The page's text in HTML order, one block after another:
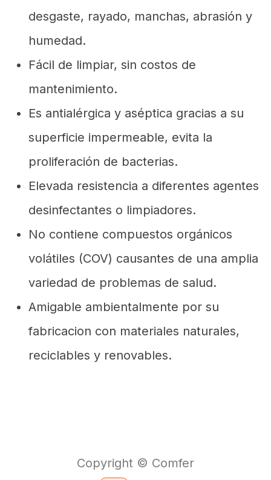
desgaste, rayado, manchas, abrasión y
humedad.
Fácil de limpiar, sin costos de
mantenimiento.
Es antialérgica y aséptica gracias a su
superficie impermeable, evita la
proliferación de bacterias.
Elevada resistencia a diferentes agentes
desinfectantes o limpiadores.
No contiene compuestos orgánicos
volátiles (COV) causantes de una amplia
variedad de problemas de salud.
Amigable ambientalmente por su
fabricacion con materiales naturales,
reciclables y renovables.
Copyright © Comfer